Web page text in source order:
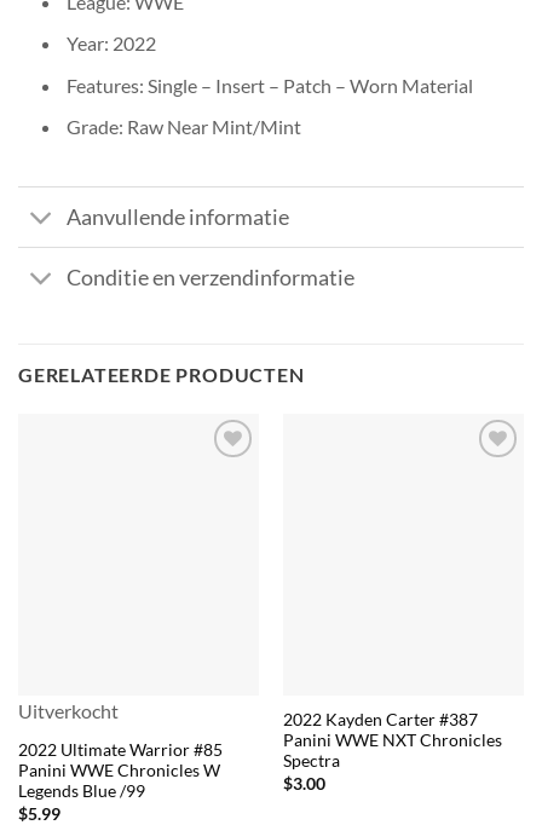
Year: 2022
Features: Single – Insert – Patch – Worn Material
Grade: Raw Near Mint/Mint
Aanvullende informatie
Conditie en verzendinformatie
GERELATEERDE PRODUCTEN
Uitverkocht
2022 Ultimate Warrior #85
Panini WWE Chronicles W
Legends Blue /99
$5.99
2022 Kayden Carter #387
Panini WWE NXT Chronicles
Spectra
$3.00